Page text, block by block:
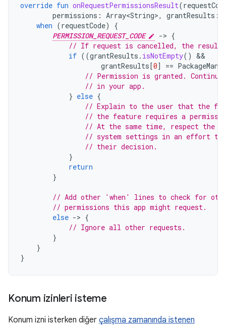
override fun onRequestPermissionsResult(
permissions : Array<String>, grantResults :
when (requestCode)
{
PERMISSION_REQUEST_CODE
-> {
// If request is cancelled, the result
if ((grantResults . isNotEmpty()
grantResults [0] ==
// Permission is granted.
// in your app.
} else {
// Explain to the user that the
// the feature requires a
// At the same time, respect the
// system settings in an effort to
// their decision.
}
return
}
// Add other 'when' lines to check for
// permissions this app might request.
else -> {
// Ignore all other requests.
}
}
}
Konum izinleri isteme
Konum izni isterken diğer çalışma zamanında istenen